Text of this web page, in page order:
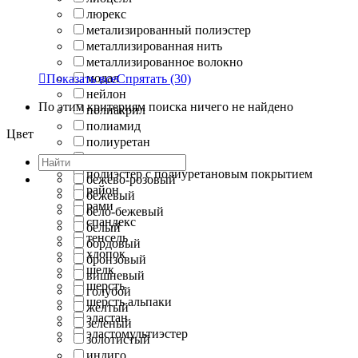
люрекс
метализированный полиэстер
металлизированная нить
металлизированное волокно
модал
нейлон
полиакрил
полиамид
полиуретан
полиэстер
полиэстер с полиуретановым покрытием
район
рами
спандекс
тенсель
хлопок
шелк
шерсть
шерсть альпаки
эластан
эластомультиэстер
Показать всеСпрятать (30)
По этим критериям поиска ничего не найдено
Цвет
бежево-розовый
бежевый
бело-бежевый
белый
бордовый
бронзовый
вишневый
голубой
желтый
зеленый
золотистый
индиго